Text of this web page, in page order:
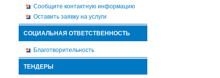
Сообщите контактную информацию
Оставить заявку на услуги
СОЦИАЛЬНАЯ ОТВЕТСТВЕННОСТЬ
Благотворительность
ТЕНДЕРЫ